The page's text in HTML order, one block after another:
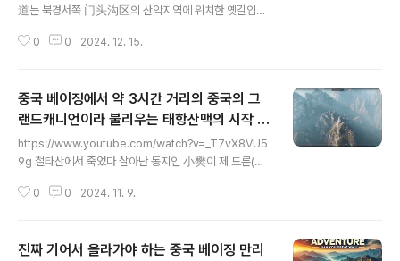
道는 북경서쪽 门头沟区의 산악지역에 위치한 옛길입니
는 상업도로로서 말발굽자국등 오랜 세월의 흔적만큼 오랜
고도(옛날 길)를 천천히 걷다 보면 상인과 행인들로 가득
하며 번성했던 옛 고도의 모습과 목청 높여 장사를 하던 상
인들의 모습을 상상하며 산행하는 운치있는 산행 코스입니
다. https://youtu.be/TBqZ6r0Jw_0?si=7MjNOHX
diZEwVQtf
0 0 2024. 12. 15.
중국 베이징에서 약 3시간 거리의 중국의 그
랜드캐니언이라 불리우는 태항산맥의 시작 지
역 河北省‌ 保定市 蚕姑坨
https://www.youtube.com/watch?v=_T7vX8VU5
9g 철타산에서 죽었다 살아난 동지인 小樊이 제 드론(Mi
고 했더니 Air3S를 구매해서 직접 찍은 영상입니다.태항
이 수련을 하면서 지역 주민들에게 누에를 길러 실을 감
0 0 2024. 11. 9.
진짜 기어서 올라가야 하는 중국 베이징 만리